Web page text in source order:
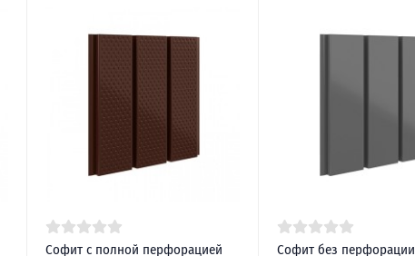
Софит с полной перфорацией Софит без перфорации